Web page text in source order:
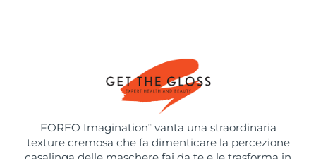
FOREO Imagination ™
vanta una straordinaria
texture cremosa che fa dimenticare la percezione